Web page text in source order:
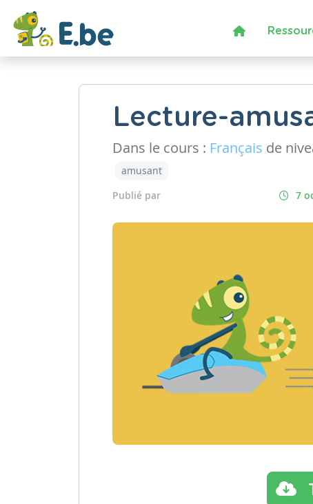
Lecture-
Dans le cours : Français de
amusant
Publié par
7